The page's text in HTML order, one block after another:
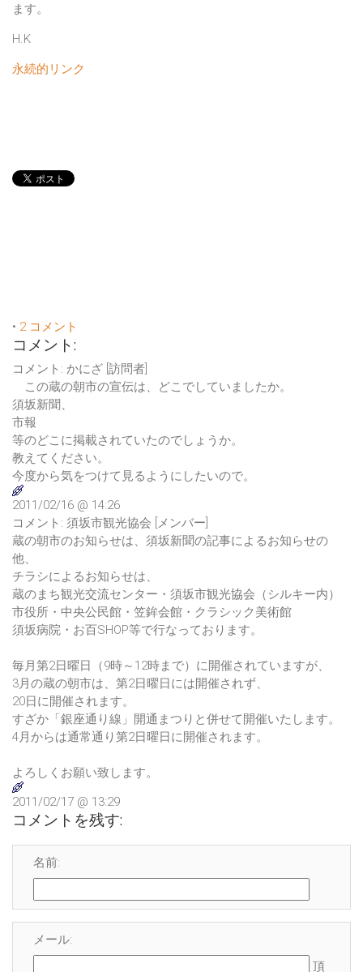
ます。
H.K
永続的リンク
• 2 コメント
コメント:
コメント: かにざ [訪問者]
この蔵の朝市の宣伝は、どこでしていましたか。
須坂新聞、
市報
等のどこに掲載されていたのでしょうか。
教えてください。
今度から気をつけて見るようにしたいので。
2011/02/16 @ 14:26
コメント: 須坂市観光協会 [メンバー]
蔵の朝市のお知らせは、須坂新聞の記事によるお知らせの
他、
チラシによるお知らせは、
蔵のまち観光交流センター・須坂市観光協会（シルキー内）
市役所・中央公民館・笠鉾会館・クラシック美術館
須坂病院・お百SHOP等で行なっております。
毎月第2日曜日（9時～12時まで）に開催されていますが、
3月の蔵の朝市は、第2日曜日には開催されず、
20日に開催されます。
すざか「銀座通り線」開通まつりと併せて開催いたします。
4月からは通常通り第2日曜日に開催されます。
よろしくお願い致します。
2011/02/17 @ 13:29
コメントを残す:
名前:
メール:
頂